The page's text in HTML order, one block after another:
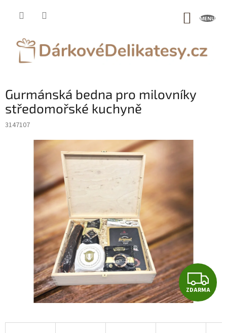
Gurmánská bedna pro milovníky
středomořské kuchyně
3147107
Z
D
A
ZDARMA